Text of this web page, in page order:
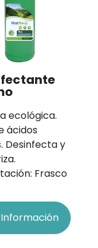
ecológica.
ácidos
Desinfecta y
Frasco